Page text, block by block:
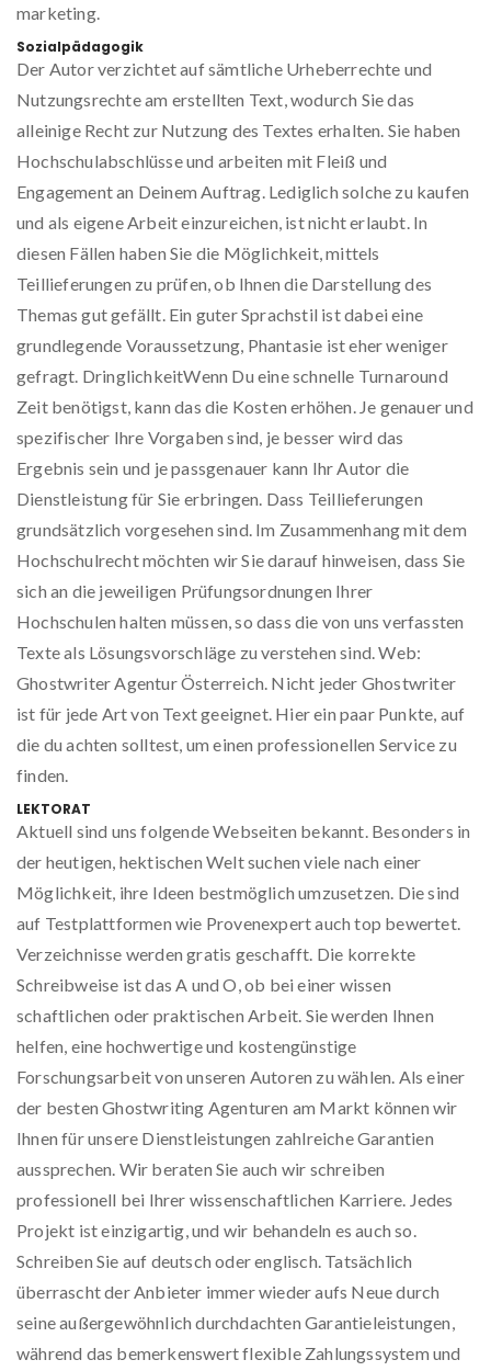
marketing.
Sozialpädagogik
Der Autor verzichtet auf sämtliche Urheberrechte und
Nutzungsrechte am erstellten Text, wodurch Sie das
alleinige Recht zur Nutzung des Textes erhalten. Sie haben
Hochschulabschlüsse und arbeiten mit Fleiß und
Engagement an Deinem Auftrag. Lediglich solche zu kaufen
und als eigene Arbeit einzureichen, ist nicht erlaubt. In
diesen Fällen haben Sie die Möglichkeit, mittels
Teillieferungen zu prüfen, ob Ihnen die Darstellung des
Themas gut gefällt. Ein guter Sprachstil ist dabei eine
grundlegende Voraussetzung, Phantasie ist eher weniger
gefragt. DringlichkeitWenn Du eine schnelle Turnaround
Zeit benötigst, kann das die Kosten erhöhen. Je genauer und
spezifischer Ihre Vorgaben sind, je besser wird das
Ergebnis sein und je passgenauer kann Ihr Autor die
Dienstleistung für Sie erbringen. Dass Teillieferungen
grundsätzlich vorgesehen sind. Im Zusammenhang mit dem
Hochschulrecht möchten wir Sie darauf hinweisen, dass Sie
sich an die jeweiligen Prüfungsordnungen Ihrer
Hochschulen halten müssen, so dass die von uns verfassten
Texte als Lösungsvorschläge zu verstehen sind. Web:
Ghostwriter Agentur Österreich. Nicht jeder Ghostwriter
ist für jede Art von Text geeignet. Hier ein paar Punkte, auf
die du achten solltest, um einen professionellen Service zu
finden.
LEKTORAT
Aktuell sind uns folgende Webseiten bekannt. Besonders in
der heutigen, hektischen Welt suchen viele nach einer
Möglichkeit, ihre Ideen bestmöglich umzusetzen. Die sind
auf Testplattformen wie Provenexpert auch top bewertet.
Verzeichnisse werden gratis geschafft. Die korrekte
Schreibweise ist das A und O, ob bei einer wissen
schaftlichen oder praktischen Arbeit. Sie werden Ihnen
helfen, eine hochwertige und kostengünstige
Forschungsarbeit von unseren Autoren zu wählen. Als einer
der besten Ghostwriting Agenturen am Markt können wir
Ihnen für unsere Dienstleistungen zahlreiche Garantien
aussprechen. Wir beraten Sie auch wir schreiben
professionell bei Ihrer wissenschaftlichen Karriere. Jedes
Projekt ist einzigartig, und wir behandeln es auch so.
Schreiben Sie auf deutsch oder englisch. Tatsächlich
überrascht der Anbieter immer wieder aufs Neue durch
seine außergewöhnlich durchdachten Garantieleistungen,
während das bemerkenswert flexible Zahlungssystem und